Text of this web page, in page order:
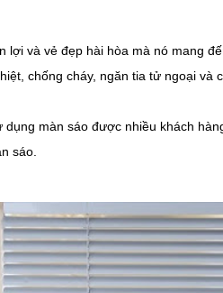
và vẻ đẹp hài hòa mà nó mang
chống cháy, ngăn tia tử ngoại
màn sáo được nhiều khách
sáo.